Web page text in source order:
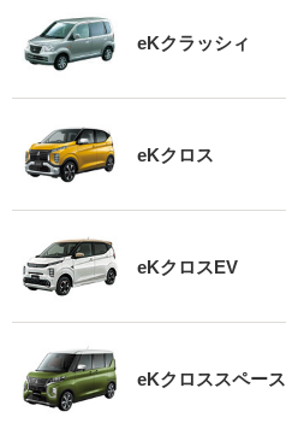
eKクラッシィ
eKクロス
eKクロスEV
eKクロススペース